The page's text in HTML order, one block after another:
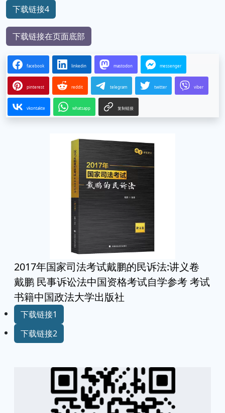
下载链接4
下载链接在页面底部
facebook linkedin mastodon messenger
pinterest reddit telegram twitter viber
vkontakte whatsapp 复制链接
2017年国家司法考试戴鹏的民诉法:讲义卷
戴鹏 民事诉讼法中国资格考试自学参考 考试
书籍中国政法大学出版社
下载链接1
下载链接2